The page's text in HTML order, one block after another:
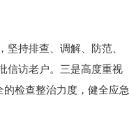
持排查、调解、防范、
信访老户。三是高度重视
检查整治力度，健全应急